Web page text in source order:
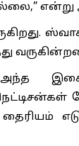
என்று
அந்த